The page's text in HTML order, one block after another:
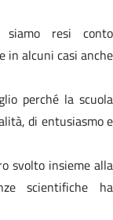
siamo resi conto
in alcuni casi anche
perché la scuola
di entusiasmo e
svolto insieme alla
scientifiche ha